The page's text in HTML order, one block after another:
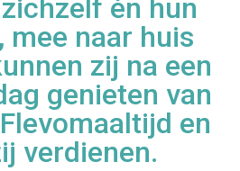
én hun
mee naar huis
zij na een
genieten van
en
verdienen.